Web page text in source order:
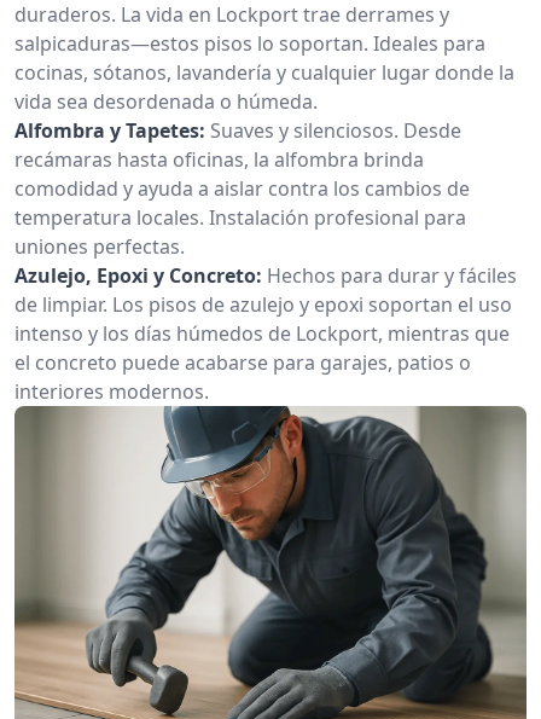
duraderos. La vida en Lockport trae derrames y
salpicaduras—estos pisos lo soportan. Ideales para
cocinas, sótanos, lavandería y cualquier lugar donde la
vida sea desordenada o húmeda.
Alfombra y Tapetes: Suaves y silenciosos. Desde
recámaras hasta oficinas, la alfombra brinda
comodidad y ayuda a aislar contra los cambios de
temperatura locales. Instalación profesional para
uniones perfectas.
Azulejo, Epoxi y Concreto: Hechos para durar y fáciles
de limpiar. Los pisos de azulejo y epoxi soportan el uso
intenso y los días húmedos de Lockport, mientras que
el concreto puede acabarse para garajes, patios o
interiores modernos.